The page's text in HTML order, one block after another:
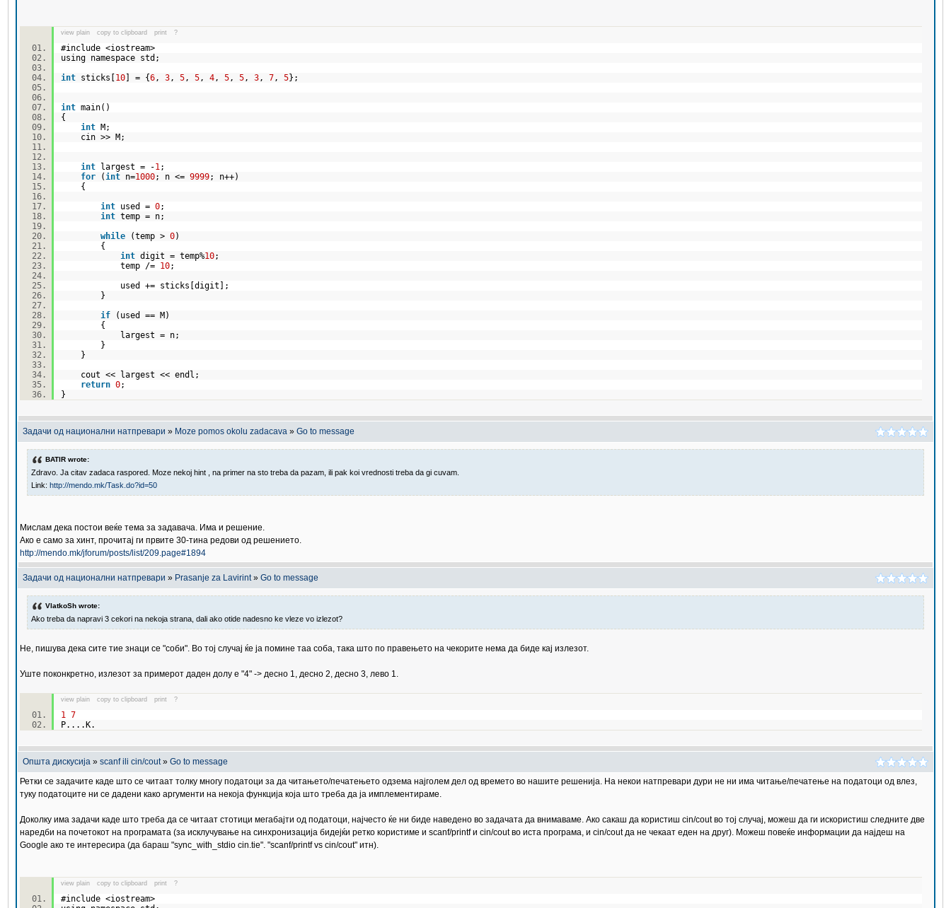
view plain copy to clipboard print ?
#include <iostream>
using namespace std;
int sticks[10] = {6 , 3 , 5 , 5 , 4 , 5 , 5 , 3 , 7 , 5};
int main()
{
int M;
cin >> M;
int largest = -1 ;
for ( int n=1000; n <= 9999; n++)
{
int used = 0;
int temp = n;
while (temp > 0)
{
int digit = temp%10;
temp /= 10;
used += sticks[digit];
}
if (used == M)
{
largest = n;
}
}
cout << largest << endl;
return 0;
}
Задачи од национални натпревари » Moze pomos okolu zadacava » Go to message
BATIR wrote:
Zdravo. Ja citav zadaca raspored. Moze nekoj hint , na primer na sto treba da pazam, ili pak koi vrednosti treba da gi cuvam.
Link: http://mendo.mk/Task.do?id=50
Мислам дека постои веќе тема за задавача. Има и решение.
Ако е само за хинт, прочитај ги првите 30-тина редови од решението.
http://mendo.mk/jforum/posts/list/209.page#1894
Задачи од национални натпревари » Prasanje za Lavirint» Go to message
VlatkoSh wrote:
Ako treba da napravi 3 cekori na nekoja strana, dali ako otide nadesno ke vleze vo izlezot?
Не, пишува дека сите тие знаци се "соби". Во тој случај ќе ја помине таа соба, така што по правењето на чекорите нема да биде кај излезот.
Уште поконкретно, излезот за примерот даден долу е "4" -> десно 1, десно 2, десно 3, лево 1.
view plain copy to clipboard print ?
1
7
P....K.
Општа дискусија » scanf ili cin/cout» Go to message
Ретки се задачите каде што се читаат толку многу податоци за да читањето/печатењето одзема најголем дел од времето во нашите решенија. На некои натпревари дури не ни има читање/печатење на податоци од влез,
туку податоците ни се дадени како аргументи на некоја функција која што треба да ја имплементираме.
Доколку има задачи каде што треба да се читаат стотици мегабајти од податоци, најчесто ќе ни биде наведено во задачата да внимаваме. Ако сакаш да користиш cin/cout во тој случај, можеш да ги искористиш следните две
наредби на почетокот на програмата (за исклучување на синхронизација бидејќи ретко користиме и scanf/printf и cin/cout во иста програма, и cin/cout да не чекаат еден на друг). Можеш повеќе информации да најдеш на
Google ако те интересира (да бараш "sync_with_stdio cin.tie". "scanf/printf vs cin/cout" итн).
view plain copy to clipboard print ?
#include <iostream>